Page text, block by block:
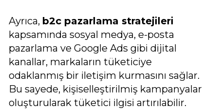
Ayrıca, b2c pazarlama stratejileri
kapsamında sosyal medya, e-posta
pazarlama ve Google Ads gibi dijital
kanallar, markaların tüketiciye
odaklanmış bir iletişim kurmasını sağlar.
Bu sayede, kişiselleştirilmiş kampanyalar
oluşturularak tüketici ilgisi artırılabilir.